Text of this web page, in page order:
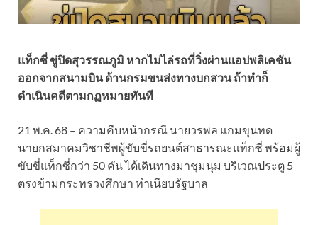
แท็กซี่ ขู่ปิดสุวรรณภูมิ หากไม่ไล่รถที่วิ่งผ่านแอปพลิเคชัน
ออกจากสนามบิน ด้านกรมขนส่งทางบกสวน ถ้าทำก็
ดำเนินคดีตามกฏหมายทันที
21 พ.ค. 68 – ความคืบหน้ากรณี นายวรพล แกมขุนทด
นายกสมาคมวิชาชีพผู้ขับขี่รถยนต์สาธารณะแท็กซี่ พร้อมผู้
ขับขี่แท็กซี่กว่า 50 คัน ได้เดินทางมาชุมนุม บริเวณประตู 5
ตรงข้ามกระทรวงศึกษา ทำเนียบรัฐบาล